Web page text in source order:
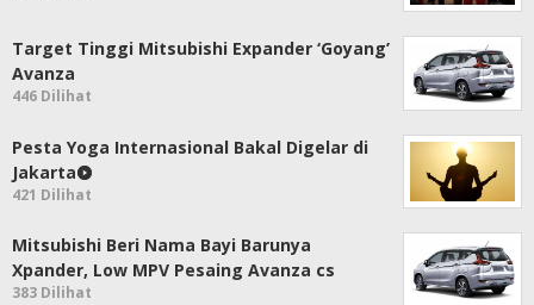
Target Tinggi Mitsubishi Expander ‘Goyang’
Avanza
446 Dilihat
Pesta Yoga Internasional Bakal Digelar di
Jakarta
421 Dilihat
Mitsubishi Beri Nama Bayi Barunya
Xpander, Low MPV Pesaing Avanza cs
383 Dilihat